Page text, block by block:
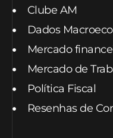
Clube AM
Dados
Mercado
Mercado de
Política Fiscal
Resenhas de